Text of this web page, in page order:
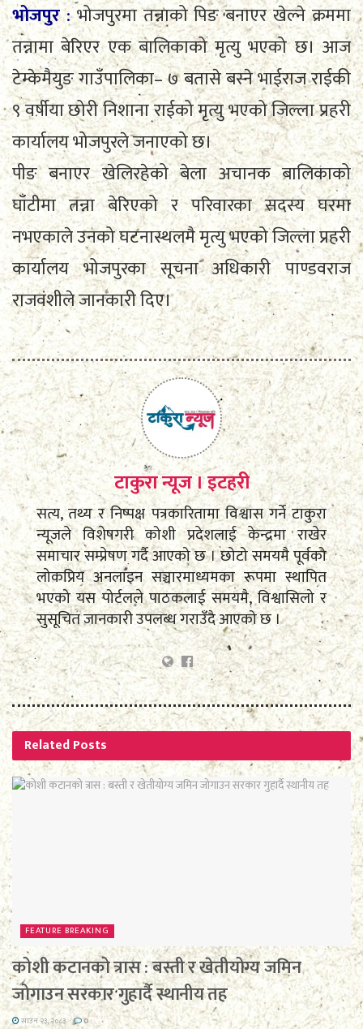
भोजपुर:भोजपुरमा तन्नाको पिङ बनाएर खेल्ने क्रममा
तन्नामा बेरिएर एक बालिकाको मृत्यु भएको छ। आज
टेम्केमैयुङ गाउँपालिका– ७ बतासे बस्ने भाईराज राईकी
९ वर्षीया छोरी निशाना राईको मृत्यु भएको जिल्ला प्रहरी
कार्यालय भोजपुरले जनाएको छ।
पीङ बनाएर खेलिरहेको बेला अचानक बालिकाको
घाँटीमा तन्ना बेरिएको र परिवारका सदस्य घरमा
नभएकाले उनको घटनास्थलमै मृत्यु भएको जिल्ला प्रहरी
कार्यालय भोजपुरका सूचना अधिकारी पाण्डवराज
राजवंशीले जानकारी दिए।
टाकुरा न्यूज । इटहरी
सत्य, तथ्य र निष्पक्ष पत्रकारितामा विश्वास गर्ने टाकुरा
न्यूजले विशेषगरी कोशी प्रदेशलाई केन्द्रमा राखेर
समाचार सम्प्रेषण गर्दै आएको छ । छोटो समयमै पूर्वको
लोकप्रिय अनलाइन सञ्चारमाध्यमका रूपमा स्थापित
भएको यस पोर्टलले पाठकलाई समयमै, विश्वासिलो र
सुसूचित जानकारी उपलब्ध गराउँदै आएको छ ।
RelatedPosts
FEATURE BREAKING
कोशी कटानको त्रास : बस्ती र खेतीयोग्य जमिन
जोगाउन सरकार गुहार्दै स्थानीय तह
साउन २३, २०८३ 0